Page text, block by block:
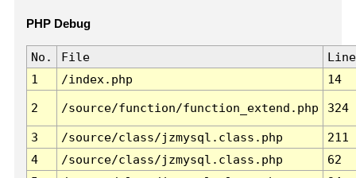
PHP Debug
No. File
Line
1
/index.php 14
2 /source/function/function_extend.php 324
3 /source/class/jzmysql.class.php
211
4
/source/class/jzmysql.class.php
62